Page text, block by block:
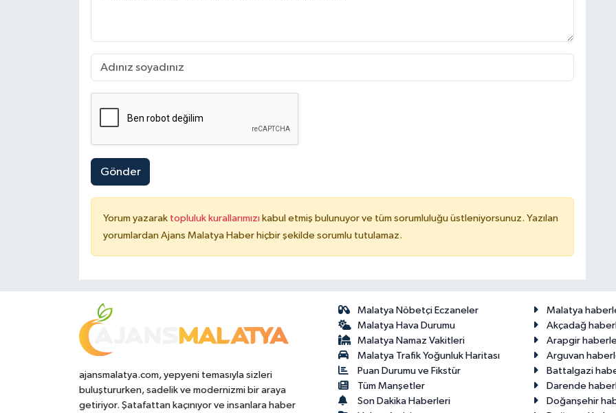
Gönder
Yorum yazarak topluluk kurallarımızı kabul etmiş bulunuyor ve tüm sorumluluğu üstleniyorsunuz. Yazılan
yorumlardan Ajans Malatya Haber hiçbir şekilde sorumlu tutulamaz.
ajansmalatya.com, yepyeni temasıyla sizleri
buluştururken, sadelik ve modernizmi bir araya
getiriyor. Şatafattan kaçınıyor ve insanlara haber
Malatya Nöbetçi Eczaneler
Malatya Hava Durumu
Malatya Namaz Vakitleri
Malatya Trafik Yoğunluk Haritası
Puan Durumu ve Fikstür
Tüm Manşetler
Son Dakika Haberleri
Malatya
Akçadağ
Arapgir
Arguvan
Battalgazi
Darende
Doğanşehir